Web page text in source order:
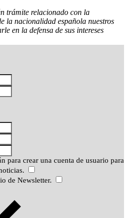
trámite relacionado con la
la nacionalidad española nuestros
en la defensa de sus intereses
para crear una cuenta de usuario para
de Newsletter.